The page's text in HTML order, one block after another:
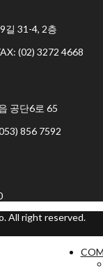
길 31-4, 2층
(02) 3272 4668
공단6로 65
856 7592
All right reserved.